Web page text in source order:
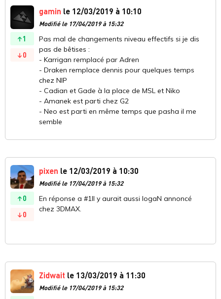
1
0
gamin le 12/03/2019 à 10:10
Modifié le 17/04/2019 à 15:32
Pas mal de changements niveau effectifs si je dis
pas de bêtises :
- Karrigan remplacé par Adren
- Draken remplace dennis pour quelques temps
chez NIP
- Cadian et Gade à la place de MSL et Niko
- Amanek est parti chez G2
- Neo est parti en même temps que pasha il me
semble
0
0
pixen le 12/03/2019 à 10:30
Modifié le 17/04/2019 à 15:32
En réponse a #1Il y aurait aussi logaN annoncé
chez 3DMAX.
Zidwait le 13/03/2019 à 11:30
Modifié le 17/04/2019 à 15:32